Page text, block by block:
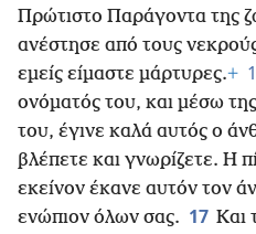
Πρώτιστο Παράγοντα της
ανέστησε από τους
εμείς είμαστε μάρτυρες.+
ονόματός του, και μέσω
του, έγινε καλά αυτός ο
βλέπετε και γνωρίζετε. Η
εκείνον έκανε αυτόν τον
ενώπιον όλων σας. 17 Και